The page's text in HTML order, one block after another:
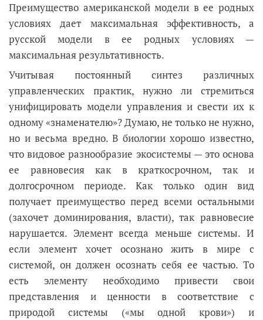
Преимущество американской модели в ее родных
условиях дает максимальная эффективность, а
русской модели в ее родных условиях —
максимальная результативность.
Учитывая постоянный синтез различных
управленческих практик, нужно ли стремиться
унифицировать модели управления и свести их к
одному «знаменателю»? Думаю, не только не нужно,
но и весьма вредно. В биологии хорошо известно,
что видовое разнообразие экосистемы — это основа
ее равновесия как в краткосрочном, так и
долгосрочном периоде. Как только один вид
получает преимущество перед всеми остальными
(захочет доминирования, власти), так равновесие
нарушается. Элемент всегда меньше системы. И
если элемент хочет осознано жить в мире с
системой, он должен осознать себя ее частью. То
есть элементу необходимо привести свои
представления и ценности в соответствие с
природой системы («мы одной крови») и